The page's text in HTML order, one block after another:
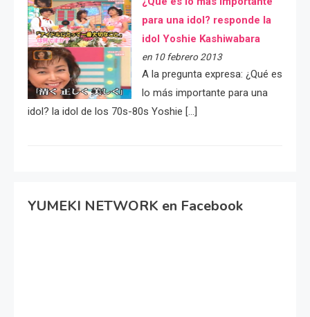
para una idol? responde la
idol Yoshie Kashiwabara
en 10 febrero 2013
A la pregunta expresa: ¿Qué es
lo más importante para una
idol? la idol de los 70s-80s Yoshie […]
YUMEKI NETWORK en Facebook